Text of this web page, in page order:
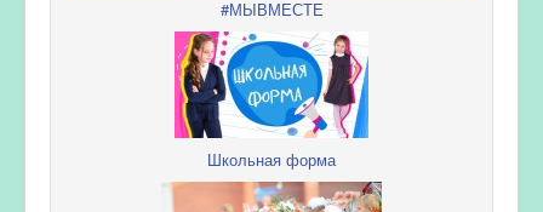
#МЫВМЕСТЕ
Школьная форма